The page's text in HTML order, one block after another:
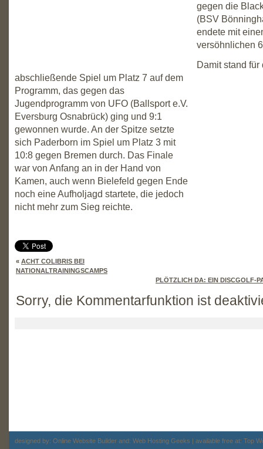
gegen die
(BSV
endete mit
versöhnlichen
Damit stand
abschließende Spiel um Platz 7 auf dem
Programm, das gegen das
Jugendprogramm von UFO (Ballsport e.V.
Eversburg Osnabrück) ging und 9:1
gewonnen wurde. An der Spitze setzte
sich Paderborn im Spiel um Platz 3 mit
10:8 gegen Bremen durch. Das Finale
war von Anfang an in der Hand von
Kamen, auch wenn Bielefeld gegen Ende
noch eine Aufholjagd startete, die jedoch
nicht mehr zum Sieg reichte.
« ACHT COLIBRIS BEI
NATIONALTRAININGSCAMPS
PLÖTZLICH DA: EIN DISCGOLF-
Sorry, die Kommentarfunktion ist
designed by: Online Website Builder and: Web Hosting Geeks | available free at: Top